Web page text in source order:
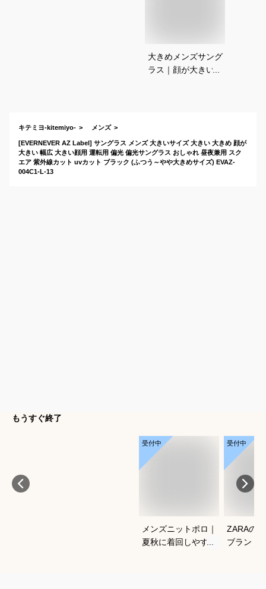
大きめメンズサング
ラス｜顔が大きい人
キテミヨ-kitemiyo- メンズ
[EVERNEVER AZ Label] サングラス メンズ 大きいサイズ 大きい 大きめ 顔が
大きい 幅広 大きい顔用 運転用 偏光 偏光サングラス おしゃれ 昼夜兼用 スク
エア 紫外線カット uvカット ブラック (ふつう～やや大きめサイズ) EVAZ-
004C1-L-13
もうすぐ終了
受付中
メンズニットポロ｜
夏秋に着回しやすい
受付中
ZARAの
ブランド